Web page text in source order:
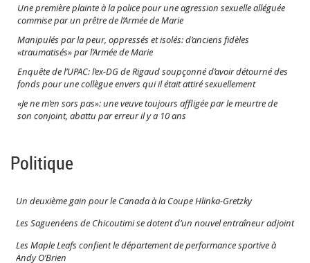
Une première plainte à la police pour une agression sexuelle alléguée
commise par un prêtre de l’Armée de Marie
Manipulés par la peur, oppressés et isolés: d’anciens fidèles
«traumatisés» par l’Armée de Marie
Enquête de l’UPAC: l’ex-DG de Rigaud soupçonné d’avoir détourné des
fonds pour une collègue envers qui il était attiré sexuellement
«Je ne m’en sors pas»: une veuve toujours affligée par le meurtre de
son conjoint, abattu par erreur il y a 10 ans
Dame atteinte d’alzheimer emprisonnée: un cas «isolé» et «mal géré»
Politique
Un deuxième gain pour le Canada à la Coupe Hlinka-Gretzky
Les Saguenéens de Chicoutimi se dotent d’un nouvel entraîneur adjoint
Les Maple Leafs confient le département de performance sportive à
Andy O’Brien